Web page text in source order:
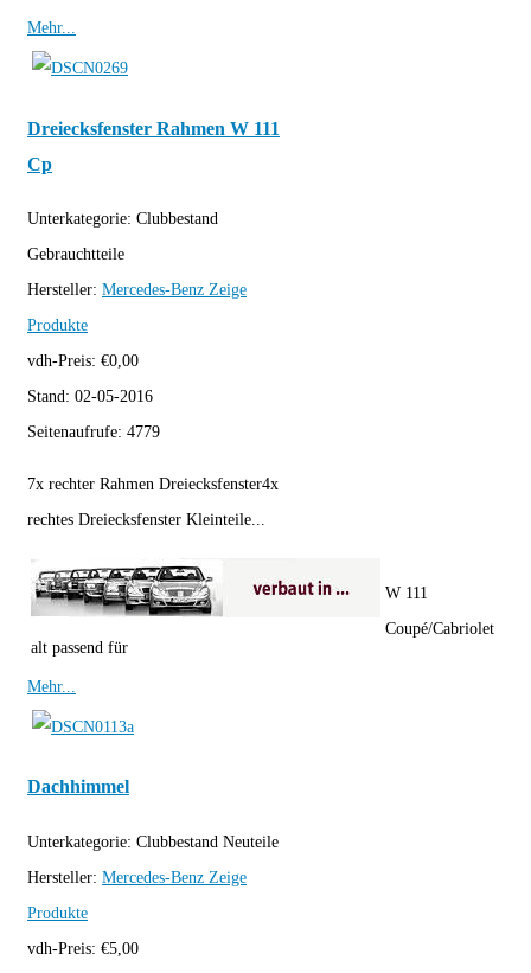
Mehr...
Dreiecksfenster Rahmen W 111
Cp
Unterkategorie: Clubbestand
Gebrauchtteile
Hersteller: Mercedes-Benz Zeige
Produkte
vdh-Preis: €0,00
Stand: 02-05-2016
Seitenaufrufe: 4779
7x rechter Rahmen Dreiecksfenster4x
rechtes Dreiecksfenster Kleinteile...
alt passend für
W 111
Coupé/Cabriolet
Mehr...
Dachhimmel
Unterkategorie: Clubbestand Neuteile
Hersteller: Mercedes-Benz Zeige
Produkte
vdh-Preis: €5,00